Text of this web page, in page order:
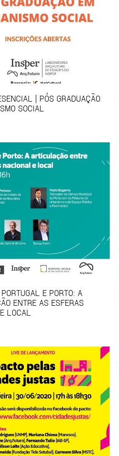
| PÓS GRADUAÇÃO
SOCIAL
E PORTO: A
ENTRE AS ESFERAS
LOCAL